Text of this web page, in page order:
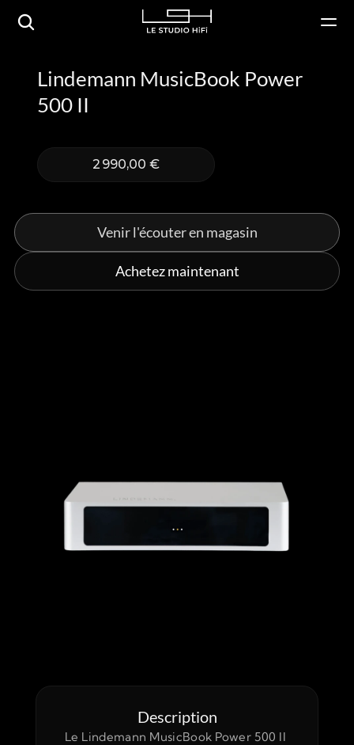
Lindemann MusicBook Power
500 II
2 990,00 €
Achetez maintenant
Venir l'écouter en magasin
Description
Le Lindemann MusicBook Power 500 II